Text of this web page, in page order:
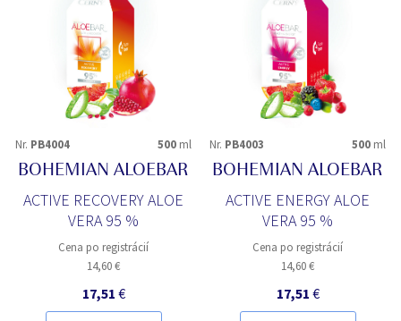
Nr. PB4004 500 ml
BOHEMIAN ALOEBAR
ACTIVE RECOVERY ALOE
VERA 95 %
Cena po registrácií
14,60 €
17,51 €
Nr. PB4003 500 ml
BOHEMIAN ALOEBAR
ACTIVE ENERGY ALOE
VERA 95 %
Cena po registrácií
14,60 €
17,51 €